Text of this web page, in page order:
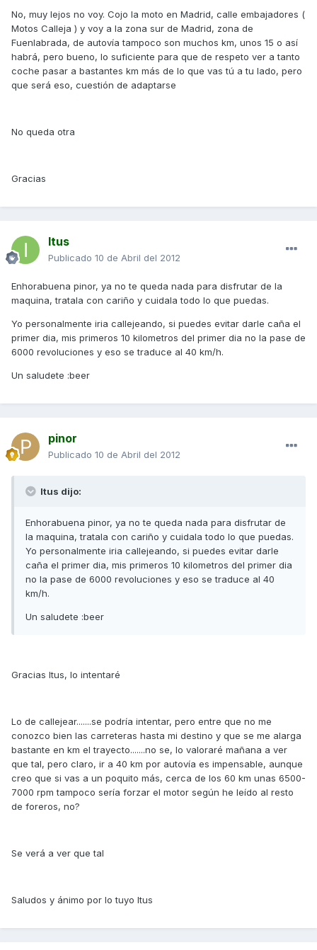
No, muy lejos no voy. Cojo la moto en Madrid, calle embajadores (
Motos Calleja ) y voy a la zona sur de Madrid, zona de
Fuenlabrada, de autovía tampoco son muchos km, unos 15 o así
habrá, pero bueno, lo suficiente para que de respeto ver a tanto
coche pasar a bastantes km más de lo que vas tú a tu lado, pero
que será eso, cuestión de adaptarse
No queda otra
Gracias
Itus
Publicado 10 de Abril del 2012
Enhorabuena pinor, ya no te queda nada para disfrutar de la
maquina, tratala con cariño y cuidala todo lo que puedas.
Yo personalmente iria callejeando, si puedes evitar darle caña el
primer dia, mis primeros 10 kilometros del primer dia no la pase de
6000 revoluciones y eso se traduce al 40 km/h.
Un saludete :beer
pinor
Publicado 10 de Abril del 2012
Itus dijo:
Enhorabuena pinor, ya no te queda nada para disfrutar de
la maquina, tratala con cariño y cuidala todo lo que puedas.
Yo personalmente iria callejeando, si puedes evitar darle
caña el primer dia, mis primeros 10 kilometros del primer dia
no la pase de 6000 revoluciones y eso se traduce al 40
km/h.
Un saludete :beer
Gracias Itus, lo intentaré
Lo de callejear.......se podría intentar, pero entre que no me
conozco bien las carreteras hasta mi destino y que se me alarga
bastante en km el trayecto.......no se, lo valoraré mañana a ver
que tal, pero claro, ir a 40 km por autovía es impensable, aunque
creo que si vas a un poquito más, cerca de los 60 km unas 6500-
7000 rpm tampoco sería forzar el motor según he leído al resto
de foreros, no?
Se verá a ver que tal
Saludos y ánimo por lo tuyo Itus